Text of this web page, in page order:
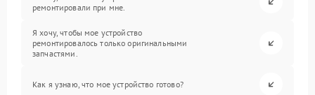
ремонтировали при мне.
Я хочу, чтобы мое устройство
ремонтировалось только оригинальными
запчастями.
Как я узнаю, что мое устройство готово?